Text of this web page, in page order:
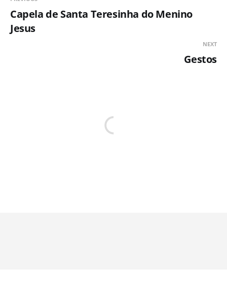
Capela de Santa Teresinha do Menino
Jesus
NEXT
Gestos